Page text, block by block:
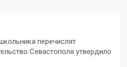
перечислят
Севастополя утвердило